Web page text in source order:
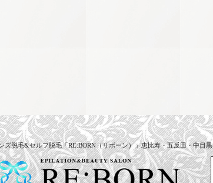
ズ脱毛&セルフ脱毛「RE:BORN（リボーン）」恵比寿・五反田・中目黒